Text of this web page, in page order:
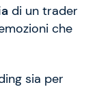
di un trader
che
sia per